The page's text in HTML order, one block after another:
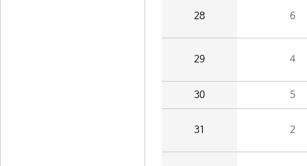
28 6
29 4
30 5
31 2